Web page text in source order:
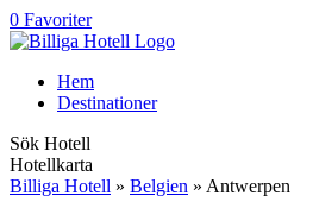
0 Favoriter
Hem
Destinationer
Sök Hotell
Hotellkarta
Billiga Hotell » Belgien » Antwerpen